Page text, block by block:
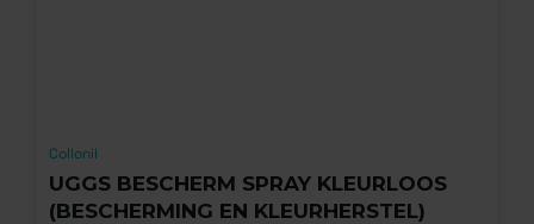
Collonil
UGGS BESCHERM SPRAY KLEURLOOS
(BESCHERMING EN KLEURHERSTEL)